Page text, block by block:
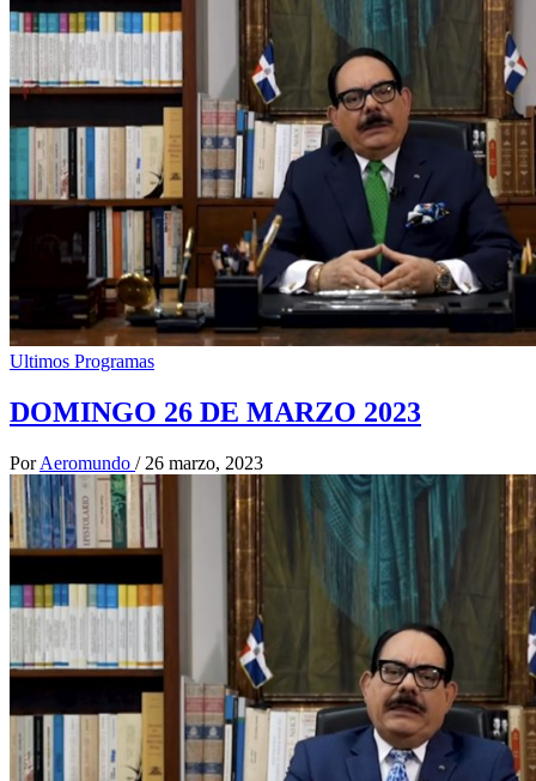
Ultimos Programas
DOMINGO 26 DE MARZO 2023
Por Aeromundo / 26 marzo, 2023